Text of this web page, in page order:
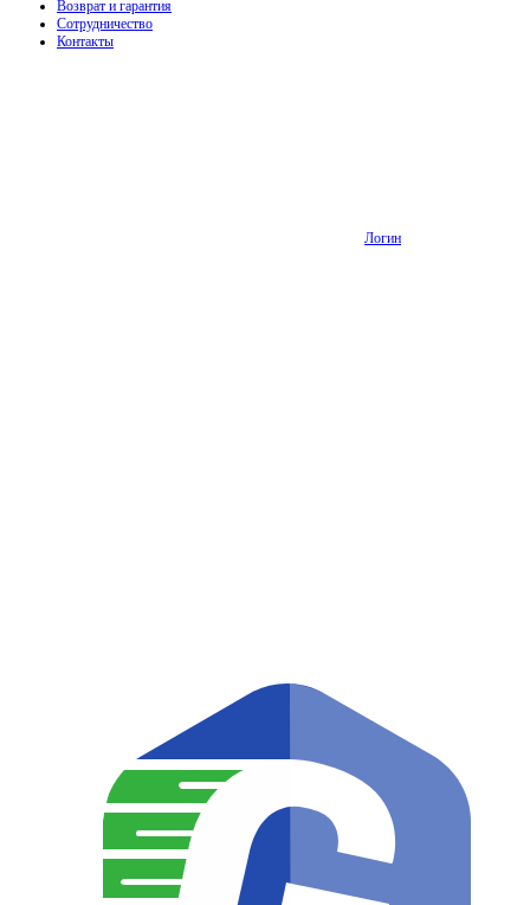
Возврат и гарантия
Сотрудничество
Контакты
Логин